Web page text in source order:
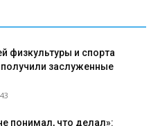
физкультуры и спорта
заслуженные
понимал, что делал»: